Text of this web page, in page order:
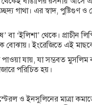
গাথা। এর স্বাদ, পুষ্টিগুণ ও
বা ‘ইলিশা’ থেকে।
বোঝায়। ইংরেজিতে এই
যায়, যা সম্ভবত মুসলিম
পরিচিত হয়।
ও ইনসুলিনের মাত্রা